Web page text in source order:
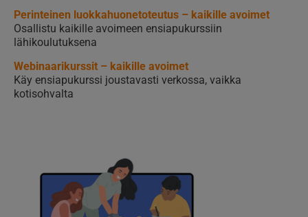
Perinteinen luokkahuonetoteutus – kaikille avoimet
Osallistu kaikille avoimeen ensiapukurssiin
lähikoulutuksena
Webinaarikurssit – kaikille avoimet
Käy ensiapukurssi joustavasti verkossa, vaikka
kotisohvalta